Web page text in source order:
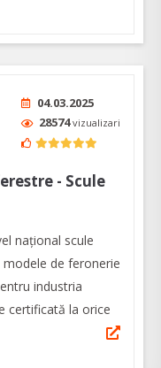
04.03.2025
28574vizualizari
- Scule
național scule
de feronerie
industria
certificată la orice